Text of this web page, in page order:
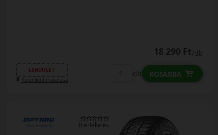
18 290 Ft/db
LENDÜLET
Kuponkód másolása
db KOSÁRBA
0 értékelés